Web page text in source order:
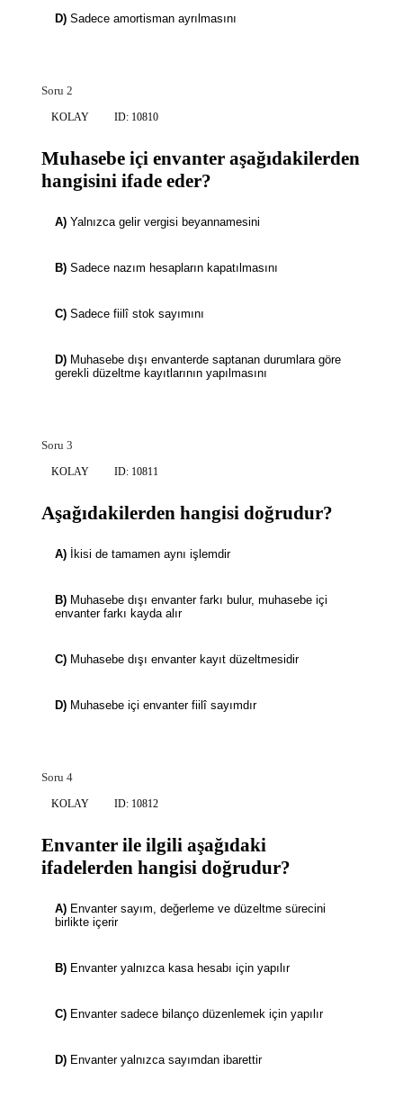
D) Sadece amortisman ayrılmasını
Soru 2
KOLAY ID: 10810
Muhasebe içi envanter aşağıdakilerden
hangisini ifade eder?
A) Yalnızca gelir vergisi beyannamesini
B) Sadece nazım hesapların kapatılmasını
C) Sadece fiilî stok sayımını
D)
gerekli düzeltme kayıtlarının yapılmasını
Soru 3
KOLAY ID: 10811
Aşağıdakilerden hangisi doğrudur?
A) İkisi de tamamen aynı işlemdir
B)
envanter farkı kayda alır
C) Muhasebe dışı envanter kayıt düzeltmesidir
D) Muhasebe içi envanter fiilî sayımdır
Soru 4
KOLAY ID: 10812
Envanter ile ilgili aşağıdaki
ifadelerden hangisi doğrudur?
A)
birlikte içerir
B) Envanter yalnızca kasa hesabı için yapılır
C) Envanter sadece bilanço düzenlemek için yapılır
D) Envanter yalnızca sayımdan ibarettir